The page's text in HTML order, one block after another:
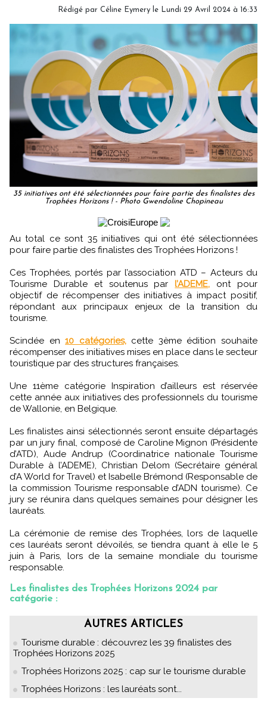
Rédigé par Céline Eymery le Lundi 29 Avril 2024 à 16:33
35 initiatives ont été sélectionnées pour faire partie des finalistes des
Trophées Horizons ! - Photo Gwendoline Chopineau
Au total ce sont 35 initiatives qui ont été sélectionnées
pour faire partie des finalistes des Trophées Horizons !
Ces Trophées, portés par l’association ATD – Acteurs du
Tourisme Durable et soutenus parl’ADEME, ont pour
objectif de récompenser des initiatives à impact positif,
répondant aux principaux enjeux de la transition du
tourisme.
Scindée en10 catégories,cette 3ème édition souhaite
récompenser des initiatives mises en place dans le secteur
touristique par des structures françaises.
Une 11ème catégorie Inspiration d’ailleurs est réservée
cette année aux initiatives des professionnels du tourisme
de Wallonie, en Belgique.
Les finalistes ainsi sélectionnés seront ensuite départagés
par un jury final, composé de Caroline Mignon (Présidente
d’ATD), Aude Andrup (Coordinatrice nationale Tourisme
Durable à l’ADEME), Christian Delom (Secrétaire général
d’A World for Travel) et Isabelle Brémond (Responsable de
la commission Tourisme responsable d’ADN tourisme). Ce
jury se réunira dans quelques semaines pour désigner les
lauréats.
La cérémonie de remise des Trophées, lors de laquelle
ces lauréats seront dévoilés, se tiendra quant à elle le 5
juin à Paris, lors de la semaine mondiale du tourisme
responsable.
Les finalistes des Trophées Horizons 2024 par
catégorie :
AUTRES ARTICLES
Tourisme durable : découvrez les 39 finalistes des
Trophées Horizons 2025
Trophées Horizons 2025 : cap sur le tourisme durable
Trophées Horizons : les lauréats sont...